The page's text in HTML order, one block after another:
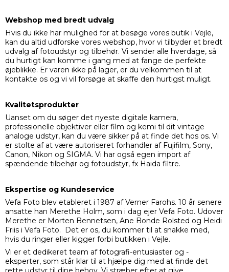
Webshop med bredt udvalg
Hvis du ikke har mulighed for at besøge vores butik i Vejle,
kan du altid udforske vores webshop, hvor vi tilbyder et bredt
udvalg af fotoudstyr og tilbehør. Vi sender alle hverdage, så
du hurtigt kan komme i gang med at fange de perfekte
øjeblikke. Er varen ikke på lager, er du velkommen til at
kontakte os og vi vil forsøge at skaffe den hurtigst muligt.
Kvalitetsprodukter
Uanset om du søger det nyeste digitale kamera,
professionelle objektiver eller film og kemi til dit vintage
analoge udstyr, kan du være sikker på at finde det hos os. Vi
er stolte af at være autoriseret forhandler af Fujifilm, Sony,
Canon, Nikon og SIGMA. Vi har også egen import af
spændende tilbehør og fotoudstyr, fx Haida filtre.
Ekspertise og Kundeservice
Vefa Foto blev etableret i 1987 af Verner Farohs. 10 år senere
ansatte han Merethe Holm, som i dag ejer Vefa Foto. Udover
Merethe er Morten Bennetsen, Ane Bonde Rolsted og Heidi
Friis i Vefa Foto. Det er os, du kommer til at snakke med,
hvis du ringer eller kigger forbi butikken i Vejle.
Vi er et dedikeret team af fotografi-entusiaster og -
eksperter, som står klar til at hjælpe dig med at finde det